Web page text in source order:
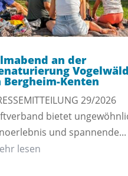
an der
Bergheim-Kenten
29/2026
bietet
und spannende...
lesen